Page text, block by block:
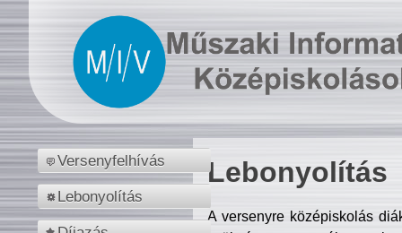
Versenyfelhívás
Lebonyolítás
Lebonyolítás
A versenyre középiskolás